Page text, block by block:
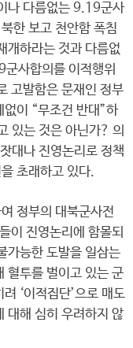
나 다름없는 9.19군사
한 보고 천안함 폭침
개하라는 것과 다름없
사합의를 이적행위
고발함은 문재인 정부
이 “무조건 반대”하
있는 것은 아닌가? 의
대나 진영논리로 정책
초래하고 있다.
정부의 대북군사전
이 진영논리에 함몰되
가능한 도발을 일삼는
혈투를 벌이고 있는 군
‘이적집단’으로 매도
대해 심히 우려하지 않